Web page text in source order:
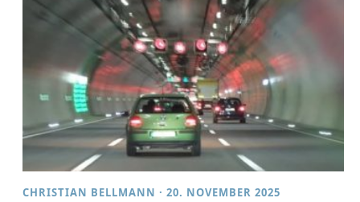
CHRISTIAN BELLMANN ·20. NOVEMBER 2025